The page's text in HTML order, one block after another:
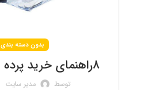
بدون دسته بندی
8راهنمای خرید پرده توری مگنتی
توسط مدیر سایت